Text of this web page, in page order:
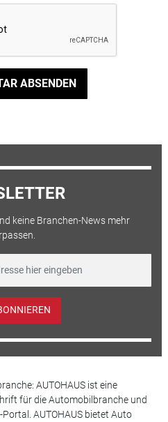
ABSENDEN
keine Branchen-News mehr
AUTOHAUS ist eine
für die Automobilbranche und
AUTOHAUS bietet Auto